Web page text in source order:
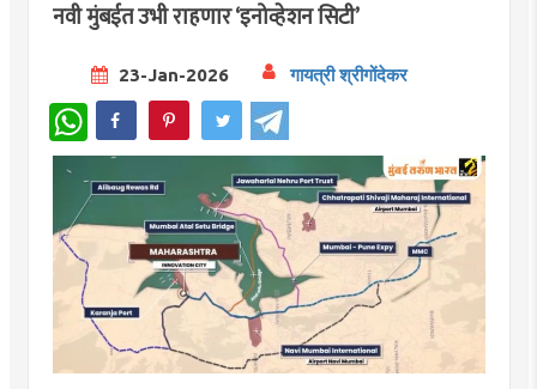
नवी मुंबईत उभी राहणार ‘इनोव्हेशन सिटी’
23-Jan-2026 गायत्री श्रीगोंदेकर
WhatsApp